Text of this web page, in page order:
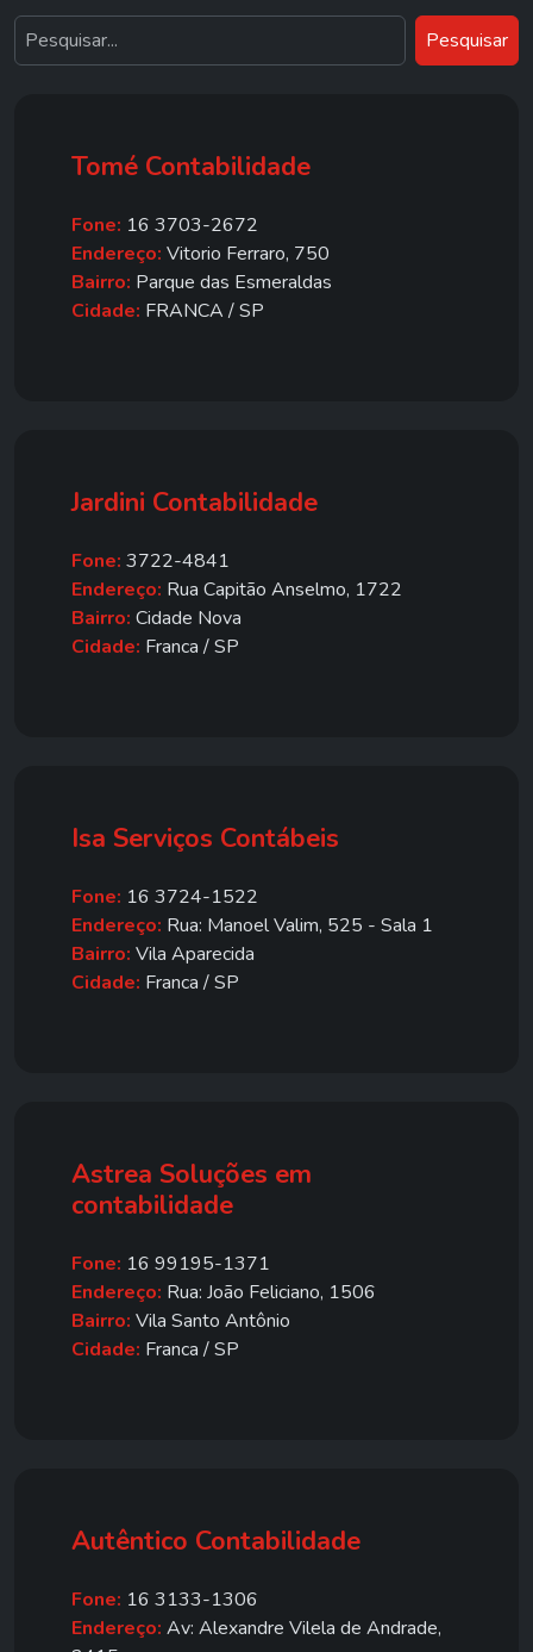
Pesquisar
Tomé Contabilidade
Fone: 16 3703-2672
Endereço: Vitorio Ferraro, 750
Bairro: Parque das Esmeraldas
Cidade: FRANCA / SP
Jardini Contabilidade
Fone: 3722-4841
Endereço: Rua Capitão Anselmo, 1722
Bairro: Cidade Nova
Cidade: Franca / SP
Isa Serviços Contábeis
Fone: 16 3724-1522
Endereço: Rua: Manoel Valim, 525 - Sala 1
Bairro: Vila Aparecida
Cidade: Franca / SP
Astrea Soluções em
contabilidade
Fone: 16 99195-1371
Endereço: Rua: João Feliciano, 1506
Bairro: Vila Santo Antônio
Cidade: Franca / SP
Autêntico Contabilidade
Fone: 16 3133-1306
Endereço: Av: Alexandre Vilela de Andrade,